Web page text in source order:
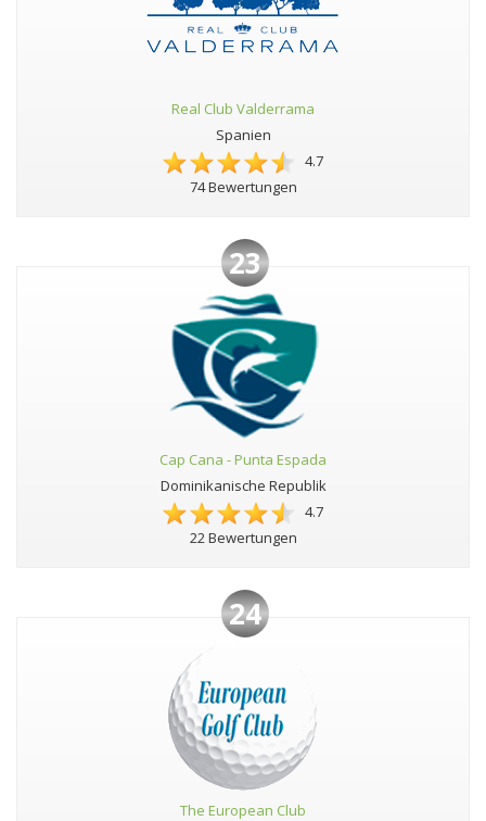
Real Club Valderrama
Spanien
4.7
74 Bewertungen
23
Cap Cana - Punta Espada
Dominikanische Republik
4.7
22 Bewertungen
24
The European Club